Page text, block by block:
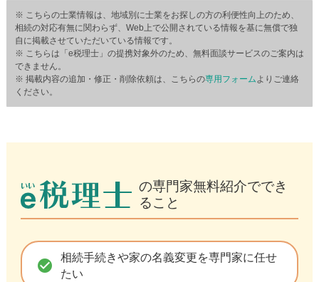
※ こちらの士業情報は、地域別に士業をお探しの方の利便性向上のため、
相続の対応有無に関わらず、Web上で公開されている情報を基に無償で独
自に掲載させていただいている情報です。
※ こちらは「e税理士」の提携対象外のため、無料面談サービスのご案内は
できません。
※ 掲載内容の追加・修正・削除依頼は、こちらの専用フォーム よりご連絡
ください。
の専門家無料紹介ででき
ること
check_circle
相続手続きや家の名義変更を専門家に任せ
たい